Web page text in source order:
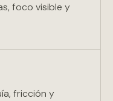
foco visible y
fricción y